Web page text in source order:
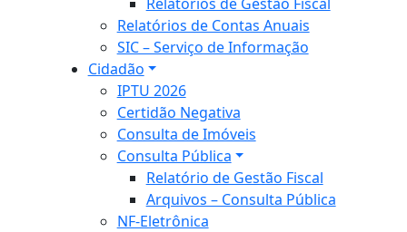
Relatórios de Contas Anuais
SIC – Serviço de Informação
Cidadão
IPTU 2026
Certidão Negativa
Consulta de Imóveis
Consulta Pública
Relatório de Gestão Fiscal
Arquivos – Consulta Pública
NF-Eletrônica